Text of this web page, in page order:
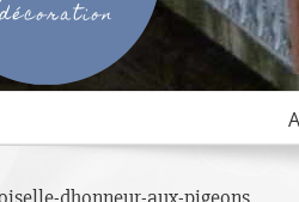
dhonneur-aux-pigeons